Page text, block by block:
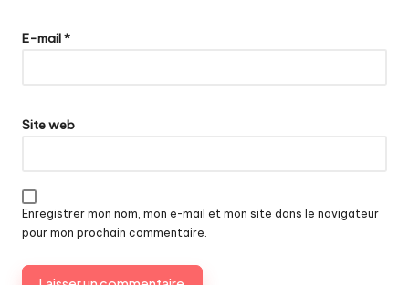
E-mail*
Site web
Enregistrer mon nom, mon e-mail et mon site dans le navigateur
pour mon prochain commentaire.